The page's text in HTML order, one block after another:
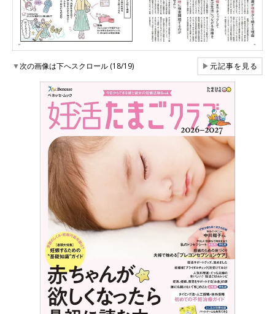
▼次の画像は下へスクロール (18/19) ▶元記事を見る